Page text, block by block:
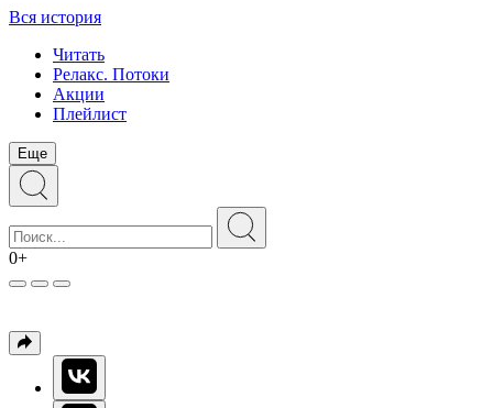
Вся история
Читать
Релакс. Потоки
Акции
Плейлист
Еще
0+